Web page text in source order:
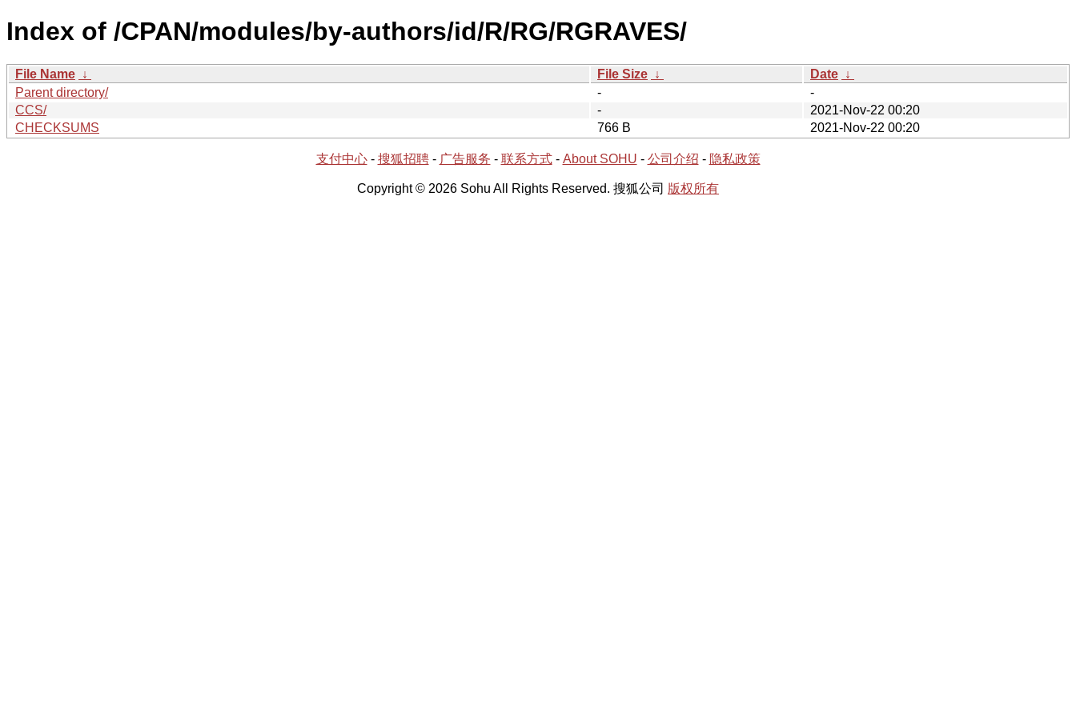
Index of /CPAN/modules/by-authors/id/R/RG/RGRAVES/
File Name ↓ File Size ↓ Date ↓
Parent directory/
-
-
CCS/
-
2021-Nov-22 00:20
CHECKSUMS
766 B 2021-Nov-22 00:20
支付中心- 搜狐招聘- 广告服务 - 联系方式- About SOHU - 公司介绍 - 隐私政策
Copyright © 2026 Sohu All Rights Reserved. 搜狐公司 版权所有